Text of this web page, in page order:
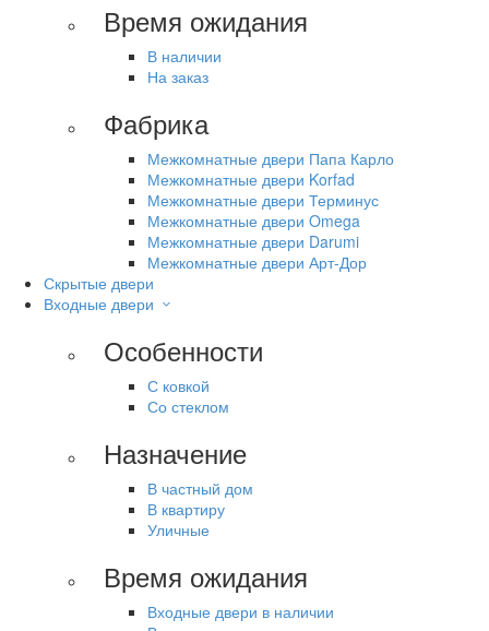
Время ожидания
В наличии
На заказ
Фабрика
Межкомнатные двери Папа Карло
Межкомнатные двери Korfad
Межкомнатные двери Терминус
Межкомнатные двери Omega
Межкомнатные двери Darumi
Межкомнатные двери Арт-Дор
Скрытые двери
Входные двери
Особенности
С ковкой
Со стеклом
Назначение
В частный дом
В квартиру
Уличные
Время ожидания
Входные двери в наличии